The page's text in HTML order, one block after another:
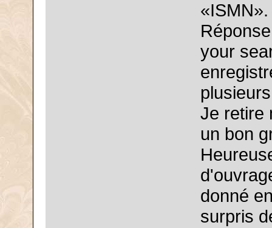
your
Je retire
un bon
donné
surpris